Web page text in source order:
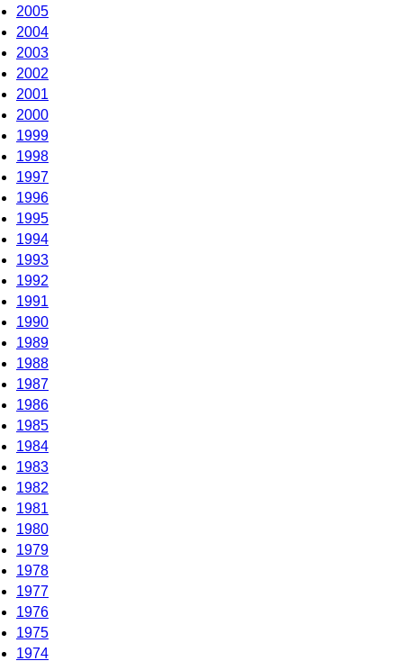
2005
2004
2003
2002
2001
2000
1999
1998
1997
1996
1995
1994
1993
1992
1991
1990
1989
1988
1987
1986
1985
1984
1983
1982
1981
1980
1979
1978
1977
1976
1975
1974